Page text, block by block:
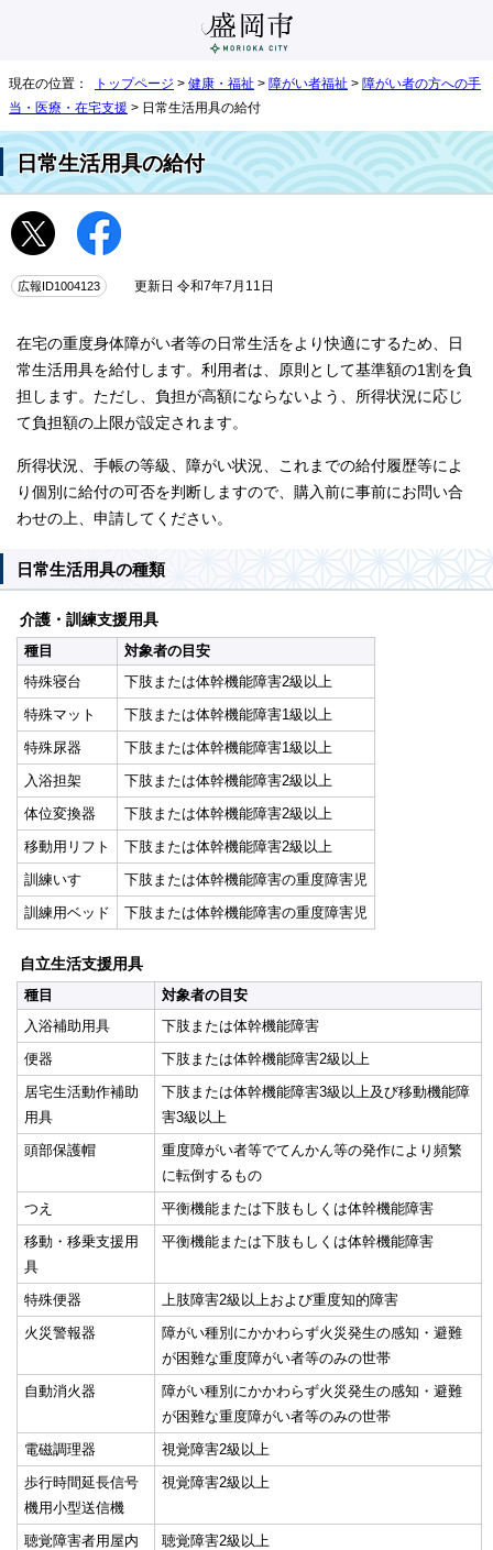
現在の位置： トップページ > 健康・福祉 > 障がい者福祉 > 障がい者の方への手
当・医療・在宅支援 > 日常生活用具の給付
日常生活用具の給付
広報ID1004123 更新日 令和7年7月11日
在宅の重度身体障がい者等の日常生活をより快適にするため、日
常生活用具を給付します。利用者は、原則として基準額の1割を負
担します。ただし、負担が高額にならないよう、所得状況に応じ
て負担額の上限が設定されます。
所得状況、手帳の等級、障がい状況、これまでの給付履歴等によ
り個別に給付の可否を判断しますので、購入前に事前にお問い合
わせの上、申請してください。
日常生活用具の種類
介護・訓練支援用具
種目
対象者の目安
特殊寝台
下肢または体幹機能障害2級以上
特殊マット
下肢または体幹機能障害1級以上
特殊尿器
下肢または体幹機能障害1級以上
入浴担架
下肢または体幹機能障害2級以上
体位変換器
下肢または体幹機能障害2級以上
移動用リフト
下肢または体幹機能障害2級以上
訓練いす
下肢または体幹機能障害の重度障害児
訓練用ベッド
下肢または体幹機能障害の重度障害児
自立生活支援用具
種目
対象者の目安
入浴補助用具
下肢または体幹機能障害
便器
下肢または体幹機能障害2級以上
居宅生活動作補助
用具
下肢または体幹機能障害3級以上及び移動機能障
害3級以上
頭部保護帽
重度障がい者等でてんかん等の発作により頻繁
に転倒するもの
つえ
平衡機能または下肢もしくは体幹機能障害
移動・移乗支援用
具
平衡機能または下肢もしくは体幹機能障害
特殊便器
上肢障害2級以上および重度知的障害
火災警報器
障がい種別にかかわらず火災発生の感知・避難
が困難な重度障がい者等のみの世帯
自動消火器
障がい種別にかかわらず火災発生の感知・避難
が困難な重度障がい者等のみの世帯
電磁調理器
視覚障害2級以上
歩行時間延長信号
機用小型送信機
視覚障害2級以上
聴覚障害者用屋内
聴覚障害2級以上